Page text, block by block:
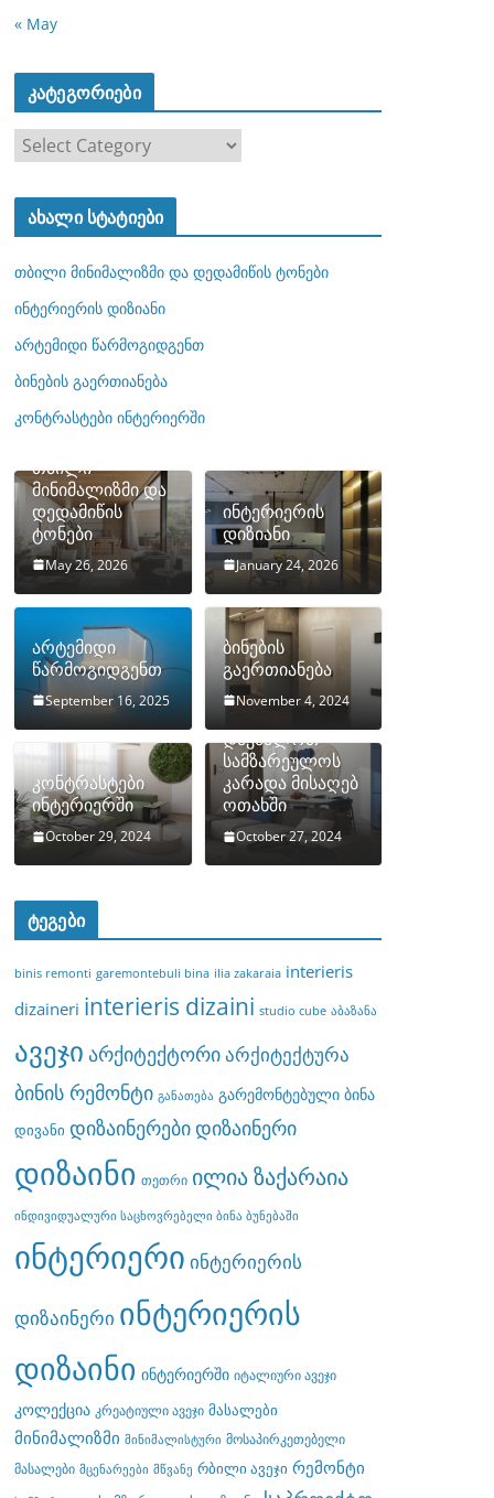
« May
კატეგორიები
ტ
ო
რ
ბ
ი
ახალი სტატიები
თბილი მინიმალიზმი და დედამიწის ტონები
ინტერიერის დიზიანი
არტემიდი წარმოგიდგენთ
ბინების გაერთიანება
კონტრასტები ინტერიერში
თბილი
მინიმალიზმი და
დედამიწის
ტონები
May 26, 2026
ინტერიერის
დიზიანი
January 24, 2026
არტემიდი
წარმოგიდგენთ
September 16, 2025
ბინების
გაერთიანება
November 4, 2024
კონტრასტები
ინტერიერში
October 29, 2024
როგორ
დავმალოთ
სამზარეულოს
კარადა მისაღებ
ოთახში
October 27, 2024
ტეგები
binis remonti garemontebuli bina ilia zakaraia interieris
dizaineri interieris dizaini studio cube აბაზანა
ავეჯი არქიტექტორიარქიტექტურა
ბინის რემონტი განათება გარემონტებული ბინა
დივანი დიზაინერებიდიზაინერი
დიზაინი თეთრი ილია ზაქარაია
ინდივიდუალური საცხოვრებელი ბინა ბუნებაში
ინტერიერი ინტერიერის
დიზაინერი ინტერიერის
დიზაინი ინტერიერში იტალიური ავეჯი
კოლექცია კრეატიული ავეჯი მასალები
მინიმალიზმი მინიმალისტური მოსაპირკეთებელი
მასალები მცენარეები მწვანე რბილი ავეჯი რემონტი